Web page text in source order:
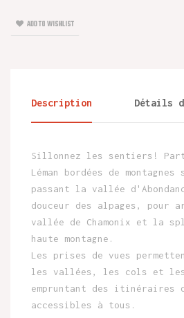
ADD TO WISHLIST
Description Détails
Sillonnez les sentiers!
Léman bordées de
passant la vallée
douceur des alpages, pour
vallée de Chamonix et la
haute montagne.
Les prises de vues
les vallées, les cols et les
empruntant des itinéraires
accessibles à tous.